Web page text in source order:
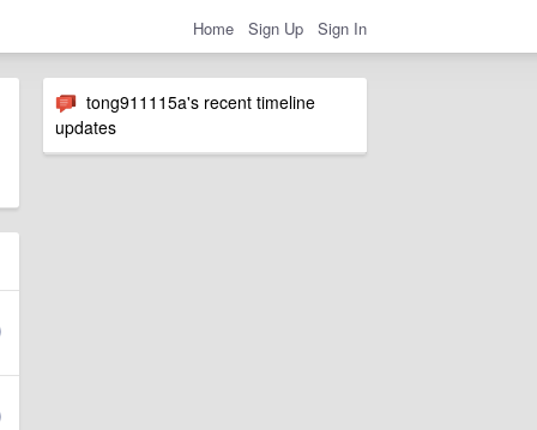
Home Sign Up Sign In
tong911115a's recent timeline
updates